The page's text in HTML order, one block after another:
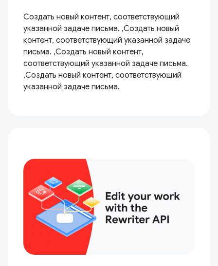
Создать новый контент, соответствующий
указанной задаче письма. ,Создать новый
контент, соответствующий указанной задаче
письма. ,Создать новый контент,
соответствующий указанной задаче письма.
,Создать новый контент, соответствующий
указанной задаче письма.